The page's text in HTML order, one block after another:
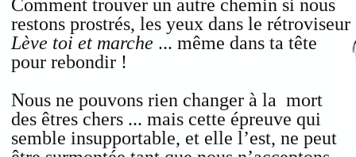
Comment trouver un autre chemin si nous
restons prostrés, les yeux dans le rétroviseur
Lève toi et marche ... même dans ta tête
pour rebondir !
Nous ne pouvons rien changer à la mort
des êtres chers ... mais cette épreuve qui
semble insupportable, et elle l’est, ne peut